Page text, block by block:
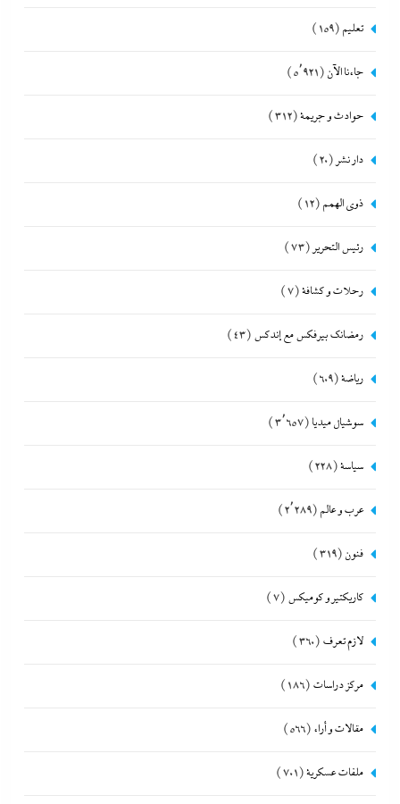
تعليم (159)
جاءنا الآن (5٬921)
حوادث و جريمة(312)
دار نشر (20)
ذوى الهمم (12)
رئيس التحرير (73)
رحلات و كشافة(7)
رمضانك بيرفكس مع إندكس (43)
رياضة(609)
سوشيال ميديا (3٬657)
سياسة(228)
عرب و عالم (2٬289)
فنون (319)
كاريكتير و كوميكس (7)
لازم تعرف (360)
مركز دراسات (186)
مقالات و أراء (566)
ملفات عسكرية(701)